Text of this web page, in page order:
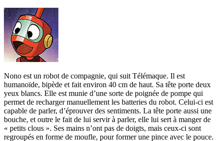
Nono est un robot de compagnie, qui suit Télémaque. Il est
humanoïde, bipède et fait environ 40 cm de haut. Sa tête porte deux
yeux blancs. Elle est munie d’une sorte de poignée de pompe qui
permet de recharger manuellement les batteries du robot. Celui-ci est
capable de parler, d’éprouver des sentiments. La tête porte aussi une
bouche, et outre le fait de lui servir à parler, elle lui sert à manger de
« petits clous ». Ses mains n’ont pas de doigts, mais ceux-ci sont
regroupés en forme de moufle, pour former une pince avec le pouce.